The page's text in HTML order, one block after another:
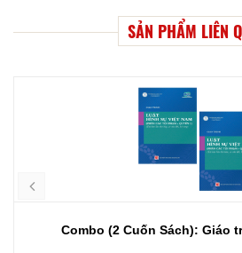
SẢN PHẨM LIÊN
Combo (2 Cuốn Sách): Giáo